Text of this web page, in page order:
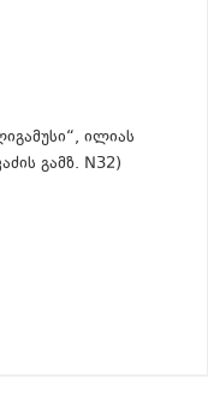
ილიას
გამზ. N32)